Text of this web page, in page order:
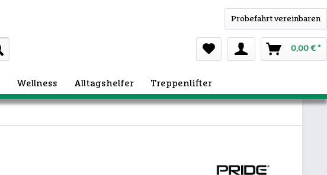
Probefahrt vereinbaren
0,00 € *
Wellness Alltagshelfer Treppenlifter